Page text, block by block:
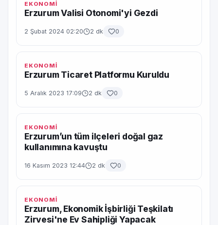
EKONOMİ
Erzurum Valisi Otonomi'yi Gezdi
2 Şubat 2024 02:20 2 dk 0
EKONOMİ
Erzurum Ticaret Platformu Kuruldu
5 Aralık 2023 17:09 2 dk 0
EKONOMİ
Erzurum’un tüm ilçeleri doğal gaz
kullanımına kavuştu
16 Kasım 2023 12:44 2 dk 0
EKONOMİ
Erzurum, Ekonomik İşbirliği Teşkilatı
Zirvesi'ne Ev Sahipliği Yapacak